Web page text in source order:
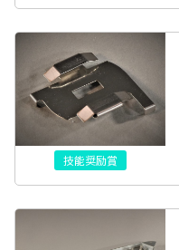
技能奨励賞